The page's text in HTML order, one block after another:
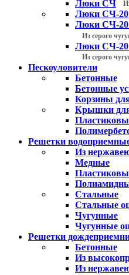
Люки СЧ
Люки СЧ-20
Люки СЧ-20
Из серого
Люки СЧ-20
Из серого
Пескоуловители
Бетонные
Бетонные
Корзины
Крышки для
Решетки
Из
Медные
Стальные
Стальные
Чугунные
Чугунные
Решетки
Бетонные
Из
Из